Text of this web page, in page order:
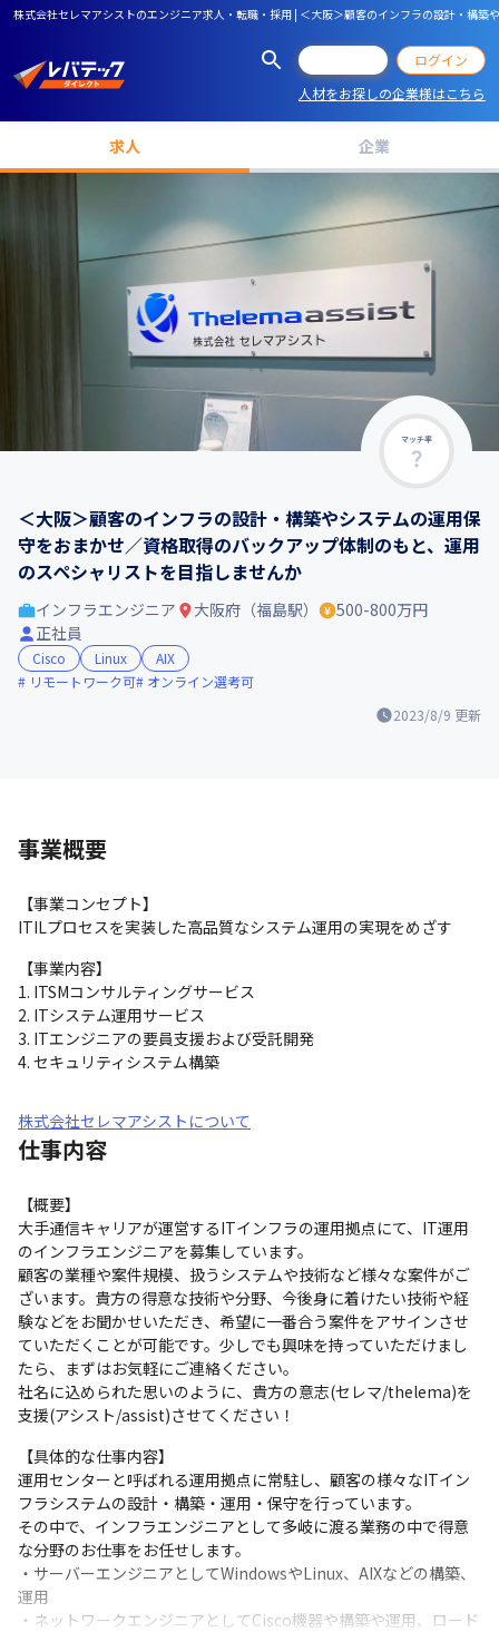
株式会社セレマアシストのエンジニア求人・転職・採用 | ＜大阪＞顧客のインフラの設計・構
ログイン
人材をお探しの企業様はこちら
求人 企業
マッチ率
＜大阪＞顧客のインフラの設計・構築やシステムの運用保
守をおまかせ／資格取得のバックアップ体制のもと、運用
のスペシャリストを目指しませんか
2023/8/9 更新
インフラエンジニア 大阪府（福島駅）
500-800万円
正社員
Cisco Linux
AIX
リモートワーク可
オンライン選考可
事業概要
【事業コンセプト】
ITILプロセスを実装した高品質なシステム運用の実現をめざす
【事業内容】
1. ITSMコンサルティングサービス
2. ITシステム運用サービス
3. ITエンジニアの要員支援および受託開発
4. セキュリティシステム構築
株式会社セレマアシストについて
仕事内容
【概要】
大手通信キャリアが運営するITインフラの運用拠点にて、IT運用
のインフラエンジニアを募集しています。
顧客の業種や案件規模、扱うシステムや技術など様々な案件がご
ざいます。貴方の得意な技術や分野、今後身に着けたい技術や経
験などをお聞かせいただき、希望に一番合う案件をアサインさせ
ていただくことが可能です。少しでも興味を持っていただけまし
たら、まずはお気軽にご連絡ください。
社名に込められた思いのように、貴方の意志(セレマ/thelema)を
支援(アシスト/assist)させてください！
【具体的な仕事内容】
運用センターと呼ばれる運用拠点に常駐し、顧客の様々なITイン
フラシステムの設計・構築・運用・保守を行っています。
その中で、インフラエンジニアとして多岐に渡る業務の中で得意
な分野のお仕事をお任せします。
・サーバーエンジニアとしてWindowsやLinux、AIXなどの構築、
運用
・ネットワークエンジニアとしてCisco機器や構築や運用、ロード